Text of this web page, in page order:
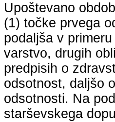
Upoštevano
(1) točke prvega
podaljša v
varstvo, drugih
predpisih o
odsotnost, daljšo
odsotnosti. Na
starševskega